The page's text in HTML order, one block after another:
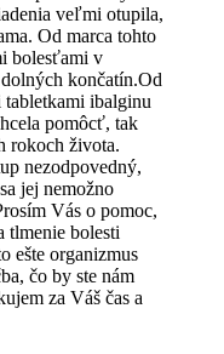
veľmi otupila,
Od marca tohto
bolesťami v
končatín.Od
ibalginu
pomôcť, tak
rokoch života.
nezodpovedný,
jej nemožno
Vás o pomoc,
tlmenie bolesti
ešte organizmus
čo by ste nám
za Váš čas a